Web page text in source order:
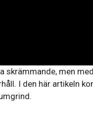
skrämmande, men
I den här artikeln